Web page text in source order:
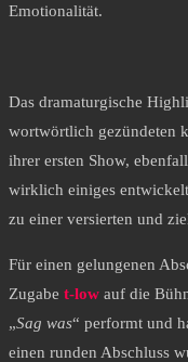
Emotionalität.
Das dramaturgische
wortwörtlich gezündeten
ihrer ersten Show,
wirklich einiges
zu einer versierten und
Für einen gelungenen
Zugabe t-low auf die
„Sag was“ performt und
einen runden Abschluss